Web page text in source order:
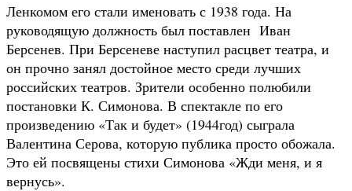
Ленкомом его стали именовать с 1938 года. На
руководящую должность был поставлен Иван
Берсенев. При Берсеневе наступил расцвет театра, и
он прочно занял достойное место среди лучших
российских театров. Зрители особенно полюбили
постановки К. Симонова. В спектакле по его
произведению «Так и будет» (1944год) сыграла
Валентина Серова, которую публика просто обожала.
Это ей посвящены стихи Симонова «Жди меня, и я
вернусь».